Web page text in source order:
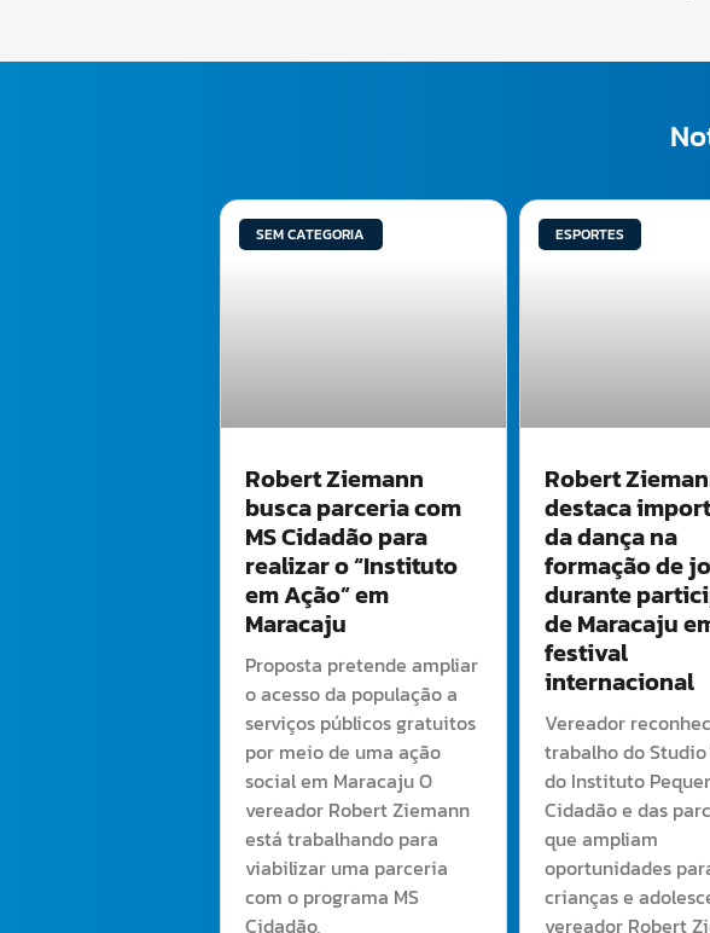
SEM CATEGORIA
Robert Ziemann
busca parceria com
MS Cidadão para
realizar o “Instituto
em Ação” em
Maracaju
Proposta pretende ampliar
o acesso da população a
serviços públicos gratuitos
por meio de uma ação
social em Maracaju O
vereador Robert Ziemann
está trabalhando para
viabilizar uma parceria
com o programa MS
Cidadão,
ESPORTES
Robert
destaca
da dança na
formação de
durante
de Maracaju
festival
internacional
Vereador
trabalho do Studio
do Instituto
Cidadão e das
que ampliam
oportunidades
crianças e
vereador Robert